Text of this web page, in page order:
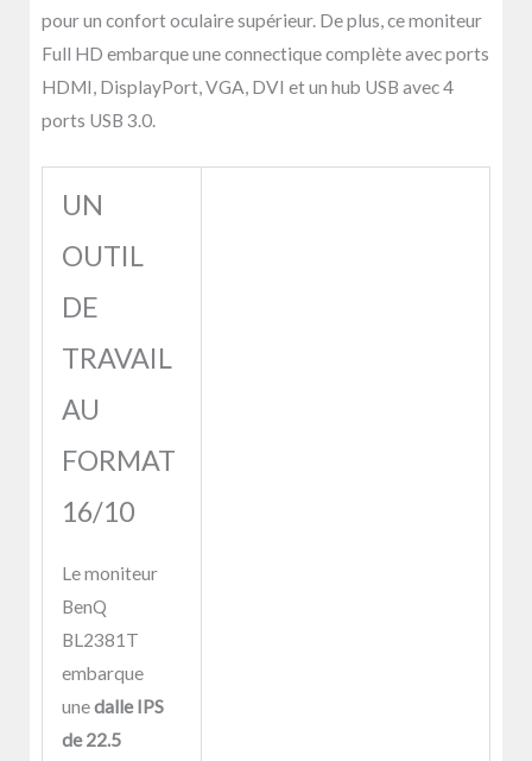
pour un confort oculaire supérieur. De plus, ce moniteur
Full HD embarque une connectique complète avec ports
HDMI, DisplayPort, VGA, DVI et un hub USB avec 4
ports USB 3.0.
UN
OUTIL
DE
TRAVAIL
AU
FORMAT
16/10
Le moniteur
BenQ
BL2381T
embarque
unedalle IPS
de 22.5